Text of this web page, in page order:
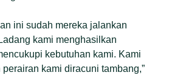
ini sudah mereka jalankan
kami menghasilkan
kebutuhan kami. Kami
kami diracuni tambang,”